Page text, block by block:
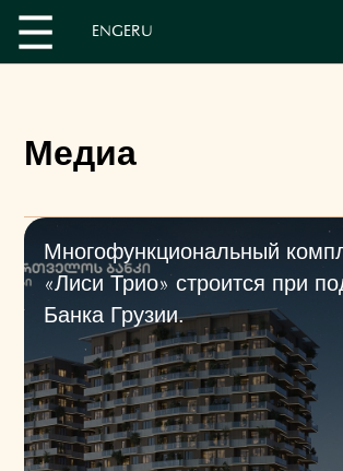
ENGERU
Медиа
Многофункциональный
«Лиси Трио» строится при
Банка Грузии.